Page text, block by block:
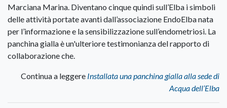
Marciana Marina. Diventano cinque quindi sull’Elba i simboli
delle attività portate avanti dall’associazione EndoElba nata
per l’informazione e la sensibilizzazione sull’endometriosi. La
panchina gialla è un'ulteriore testimonianza del rapporto di
collaborazione che.
Continua a leggere Installata una panchina gialla alla sede di
Acqua dell’Elba